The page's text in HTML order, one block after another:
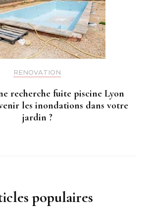
RENOVATION
recherche fuite piscine Lyon
les inondations dans votre
jardin ?
populaires